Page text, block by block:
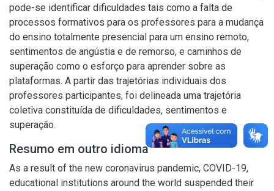
pode-se identificar dificuldades tais como a falta de
processos formativos para os professores para a mudança
do ensino totalmente presencial para um ensino remoto,
sentimentos de angústia e de remorso, e caminhos de
superação como o esforço para aprender sobre as
plataformas. A partir das trajetórias individuais dos
professores participantes, foi delineada uma trajetória
coletiva constituída de dificuldades, sentimentos e
superação.
Resumo em outro idioma
As a result of the new coronavirus pandemic, COVID-19,
educational institutions around the world suspended their